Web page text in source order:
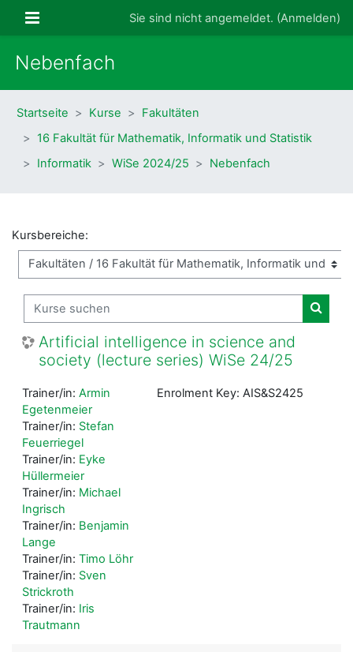
Website-ÜbersichtSie sind nicht angemeldet. (Anmelden)
Nebenfach
Startseite Kurse
Fakultäten
16 Fakultät für Mathematik, Informatik und Statistik
Informatik
WiSe 2024/25 Nebenfach
Kursbereiche:
Kurse suchen
Kurse
Artificial intelligence in science and
society (lecture series) WiSe 24/25
Enrolment Key: AIS&S2425
Trainer/in: Armin
Egetenmeier
Trainer/in: Stefan
Feuerriegel
Trainer/in: Eyke
Hüllermeier
Trainer/in: Michael
Ingrisch
Trainer/in: Benjamin
Lange
Trainer/in: Timo Löhr
Trainer/in: Sven
Strickroth
Trainer/in: Iris
Trautmann